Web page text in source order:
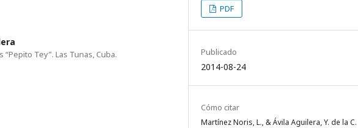
Tey”. Las Tunas, Cuba.
PDF
Publicado
2014-08-24
Cómo citar
Martínez Noris, L., & Ávila Aguilera, Y. de la C.